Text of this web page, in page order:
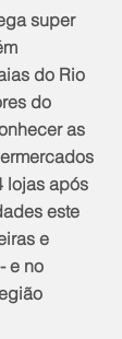
super
do Rio
do
as
lojas após
este
e
e no